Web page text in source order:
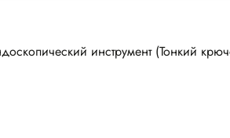
инструмент (Тонкий